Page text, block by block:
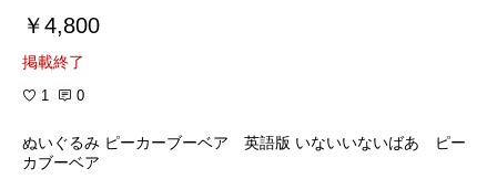
￥4,800
掲載終了
1 0
ぬいぐるみ ピーカーブーベア 英語版 いないいないばあ ピー
カブーベア